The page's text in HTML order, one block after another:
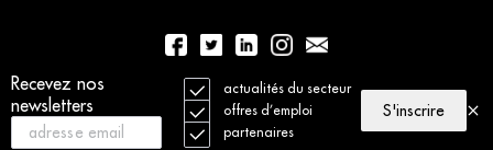
Recevez nos
newsletters
actualités du secteur
offres d’emploi
partenaires
S'inscrire
01 56 77 04 00
© 2021 La Lettre du Musicien. Tous droits réservés